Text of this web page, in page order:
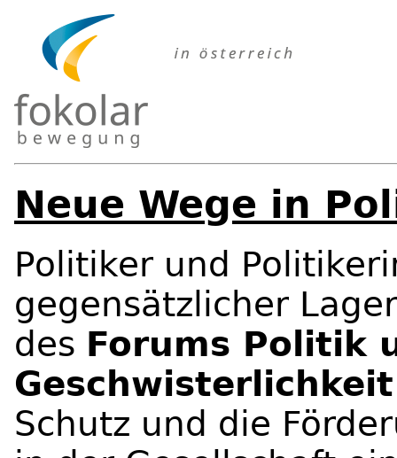
Neue Wege in
Politiker und
gegensätzlicher
des Forums Politik
Geschwisterlichkeit
Schutz und die